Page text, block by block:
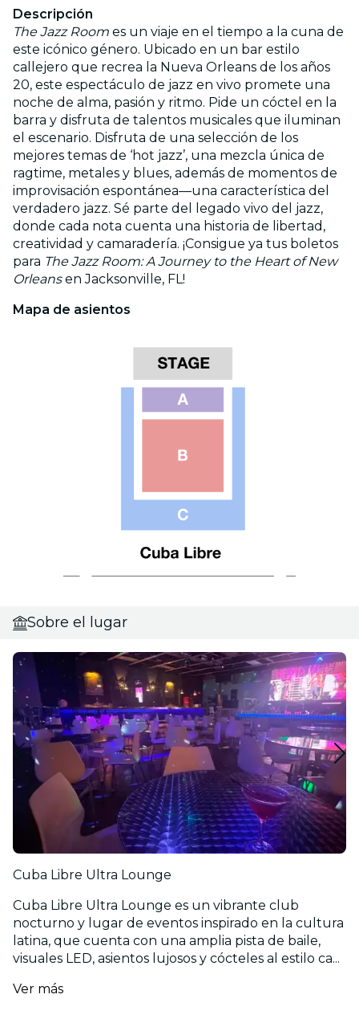
Descripción
The Jazz Room es un viaje en el tiempo a la cuna de
este icónico género. Ubicado en un bar estilo
callejero que recrea la Nueva Orleans de los años
20, este espectáculo de jazz en vivo promete una
noche de alma, pasión y ritmo. Pide un cóctel en la
barra y disfruta de talentos musicales que iluminan
el escenario. Disfruta de una selección de los
mejores temas de ‘hot jazz’, una mezcla única de
ragtime, metales y blues, además de momentos de
improvisación espontánea—una característica del
verdadero jazz. Sé parte del legado vivo del jazz,
donde cada nota cuenta una historia de libertad,
creatividad y camaradería. ¡Consigue ya tus boletos
para The Jazz Room: A Journey to the Heart of New
Orleansen Jacksonville, FL!
Mapa de asientos
Sobre el lugar
Cuba Libre Ultra Lounge
Cuba Libre Ultra Lounge es un vibrante club
nocturno y lugar de eventos inspirado en la cultura
latina, que cuenta con una amplia pista de baile,
visuales LED, asientos lujosos y cócteles al estilo ca...
Ver más